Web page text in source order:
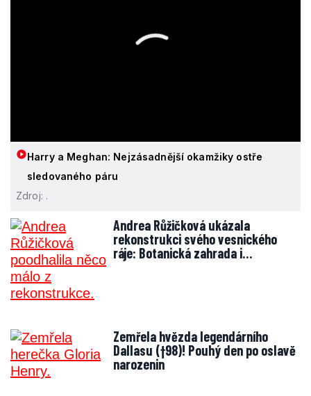
Harry a Meghan: Nejzásadnější okamžiky ostře
sledovaného páru
Zdroj: .
Andrea Růžičková ukázala
rekonstrukci svého vesnického
ráje: Botanická zahrada i…
Zemřela hvězda legendárního
Dallasu (†98)! Pouhý den po oslavě
narozenin